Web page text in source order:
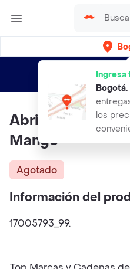
Ingresa
Bogotá.
los
envíos gratis
Abrigo Picarol
Mango
Agotado
Información del
17005793_99.